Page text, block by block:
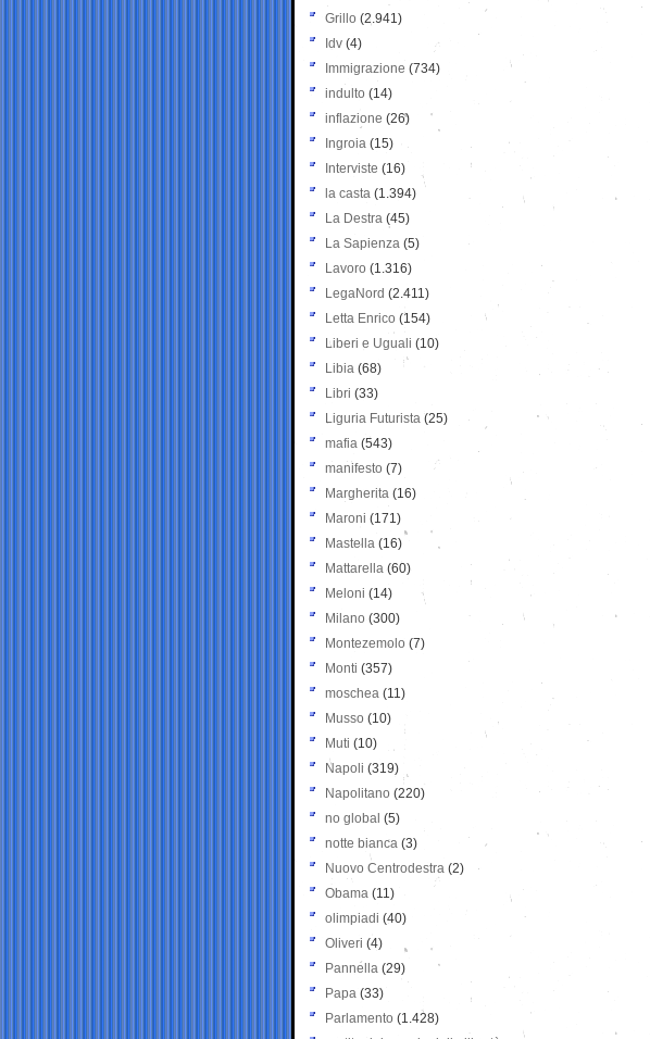
Grillo (2.941)
Idv (4)
Immigrazione (734)
indulto (14)
inflazione (26)
Ingroia (15)
Interviste (16)
la casta (1.394)
La Destra (45)
La Sapienza (5)
Lavoro (1.316)
LegaNord (2.411)
Letta Enrico (154)
Liberi e Uguali (10)
Libia (68)
Libri (33)
Liguria Futurista (25)
mafia (543)
manifesto (7)
Margherita (16)
Maroni (171)
Mastella (16)
Mattarella (60)
Meloni (14)
Milano (300)
Montezemolo (7)
Monti (357)
moschea (11)
Musso (10)
Muti (10)
Napoli (319)
Napolitano (220)
no global (5)
notte bianca (3)
Nuovo Centrodestra (2)
Obama (11)
olimpiadi (40)
Oliveri (4)
Pannella (29)
Papa (33)
Parlamento (1.428)